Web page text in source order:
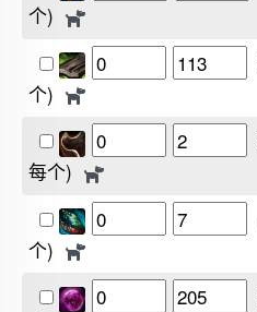
个)
个)
每个)
个)